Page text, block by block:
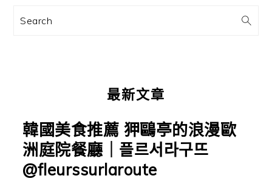
訊
Search
最新文章
韓國美食推薦 狎鷗亭的浪漫歐
洲庭院餐廳｜플르서라구뜨
@fleurssurlaroute